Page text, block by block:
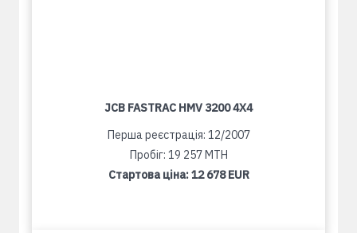
JCB FASTRAC HMV 3200 4X4
Перша реєстрація: 12/2007
Пробіг: 19 257 MTH
Стартова ціна:12 678 EUR